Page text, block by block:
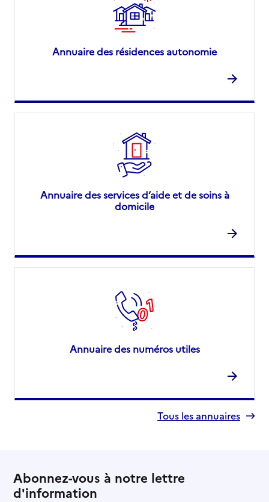
Annuaire des résidences autonomie
Annuaire des services d’aide et de soins à
domicile
Annuaire des numéros utiles
Tous les annuaires
Abonnez-vous à notre lettre
d'information